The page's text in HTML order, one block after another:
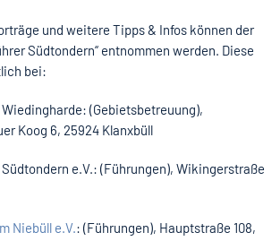
und weitere Tipps & Infos können der
Südtondern“ entnommen werden. Diese
bei:
(Gebietsbetreuung),
Koog 6, 25924 Klanxbüll
e.V.: (Führungen), Wikingerstraße
Niebüll e.V. : (Führungen), Hauptstraße 108,